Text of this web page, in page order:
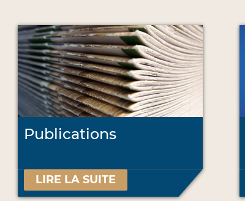
Publications
LIRE LA SUITE